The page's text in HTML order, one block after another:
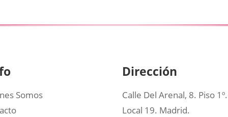
Somos
Dirección
Calle Del Arenal, 8. Piso 1º.
Local 19. Madrid.